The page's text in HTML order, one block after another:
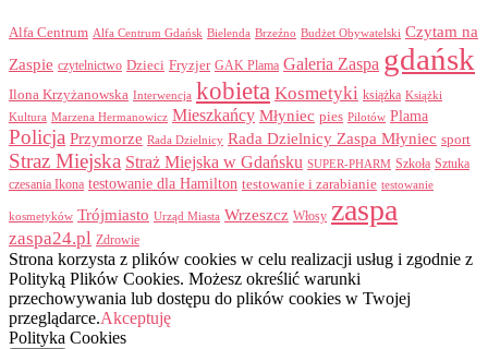
Alfa Centrum Alfa Centrum Gdańsk Bielenda Brzeźno Budżet Obywatelski Czytam na
Zaspie czytelnictwo Dzieci Fryzjer GAK Plama Galeria Zaspa gdańsk
Ilona Krzyżanowska Interwencja kobieta Kosmetyki książka Książki
Kultura Marzena Hermanowicz Mieszkańcy Młyniec pies Pilotów Plama
Policja Przymorze Rada Dzielnicy Rada Dzielnicy Zaspa Młyniec sport
Straz Miejska Straż Miejska w Gdańsku SUPER-PHARM Szkoła Sztuka
czesania Ikona testowanie dla Hamilton testowanie i zarabianie testowanie
kosmetyków Trójmiasto Urząd Miasta Wrzeszcz Włosy zaspa
zaspa24.pl Zdrowie
Strona korzysta z plików cookies w celu realizacji usług i zgodnie z
Polityką Plików Cookies. Możesz określić warunki
przechowywania lub dostępu do plików cookies w Twojej
przeglądarce.Akceptuję
Polityka Cookies